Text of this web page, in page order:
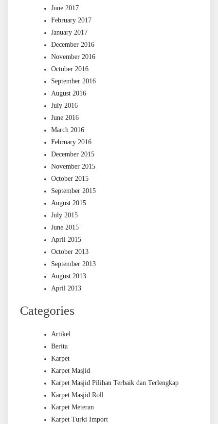
June 2017
February 2017
January 2017
December 2016
November 2016
October 2016
September 2016
August 2016
July 2016
June 2016
March 2016
February 2016
December 2015
November 2015
October 2015
September 2015
August 2015
July 2015
June 2015
April 2015
October 2013
September 2013
August 2013
April 2013
Categories
Artikel
Berita
Karpet
Karpet Masjid
Karpet Masjid Pilihan Terbaik dan Terlengkap
Karpet Masjid Roll
Karpet Meteran
Karpet Turki Import